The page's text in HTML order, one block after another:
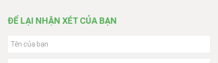
ĐỂ LẠI NHẬN XÉT CỦA BẠN